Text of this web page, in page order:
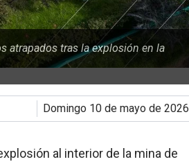
atrapados tras la explosión en la
domingo 10 de mayo de 2026
al interior de la mina de